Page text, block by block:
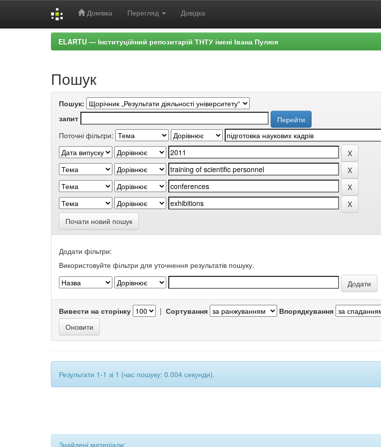
Домівка Перегляд Довідка
ELARTU — Інституційний репозитарій ТНТУ імені Івана Пулюя
Пошук
Пошук:
запит
Поточні фільтри:
Почати новий пошук
Додати фільтри:
Використовуйте фільтри для уточнення результатів пошуку.
Вивести на сторінку | Сортування Впорядкування
Результати 1-1 зі 1 (час пошуку: 0.004 секунди).
Знайдені матеріали: